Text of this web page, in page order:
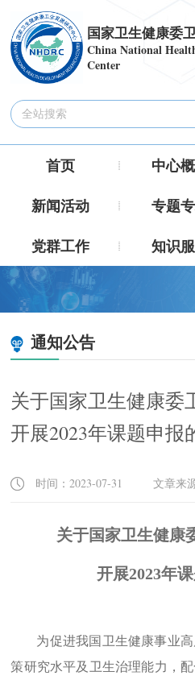
国家卫生健康委
China National
Center
首页 中心
新闻活动
专题
党群工作
知识
通知公告
关于国家卫生健康委
开展2023年课题申报
时间：2023-07-31 文章来源
关于国家卫生健康
开展2023年
为促进我国卫生健康事业
策研究水平及卫生治理能力，